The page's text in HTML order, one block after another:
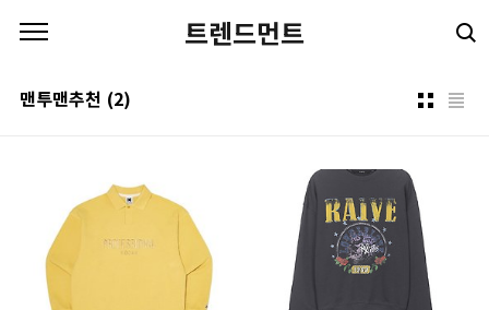
트렌드먼트
맨투맨추천 (2)